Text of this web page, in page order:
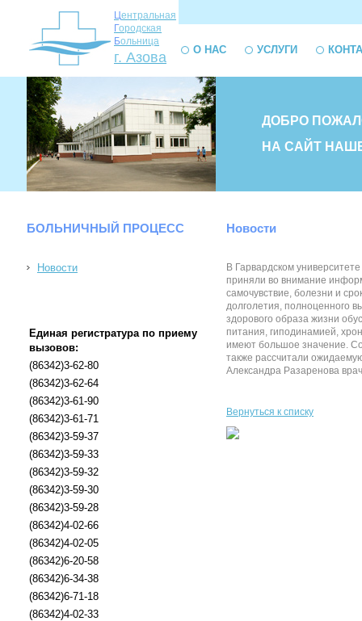
Центральная
Городская
Больница
г. Азова О НАС УСЛУГИ
ДОБРО
НА САЙТ
БОЛЬНИЧНЫЙ ПРОЦЕСС
Новости
Единая регистратура по приему
вызовов:
(86342)3-62-80
(86342)3-62-64
(86342)3-61-90
(86342)3-61-71
(86342)3-59-37
(86342)3-59-33
(86342)3-59-32
(86342)3-59-30
(86342)3-59-28
(86342)4-02-66
(86342)4-02-05
(86342)6-20-58
(86342)6-34-38
(86342)6-71-18
(86342)4-02-33
Новости
В Гарвардском
приняли во внимание
самочувствие, болезни и
долголетия, полноценного
здорового образа жизни
питания, гиподинамией,
имеют большое значение.
также рассчитали
Александра Разаренова
Вернуться к списку